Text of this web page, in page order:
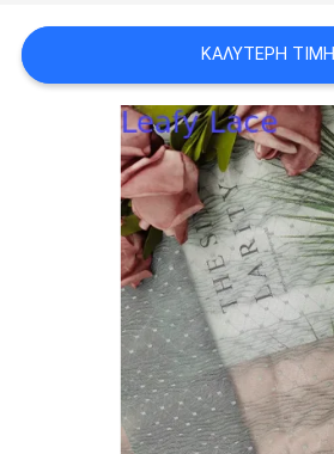
ΚΑΛΎΤΕΡΗ ΤΙΜΉ